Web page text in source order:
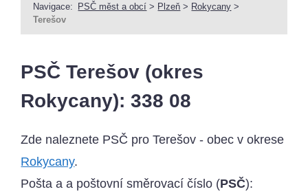
Navigace: PSČ měst a obcí > Plzeň > Rokycany >
Terešov
PSČ Terešov (okres
Rokycany): 338 08
Zde naleznete PSČ pro Terešov - obec v okrese
Rokycany.
Pošta a a poštovní směrovací číslo (PSČ):